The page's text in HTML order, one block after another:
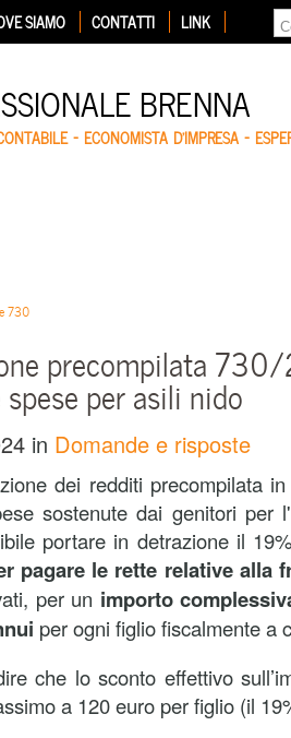
SIAMO CONTATTI LINK
BRENNA
– ECONOMISTA D'IMPRESA –
730
precompilata
per asili nido
in Domande e risposte
dei redditi precompilata
sostenute dai genitori per
portare in detrazione il
pagare le rette relative alla
per un importo
per ogni figlio fiscalmente a
che lo sconto effettivo
a 120 euro per figlio (il